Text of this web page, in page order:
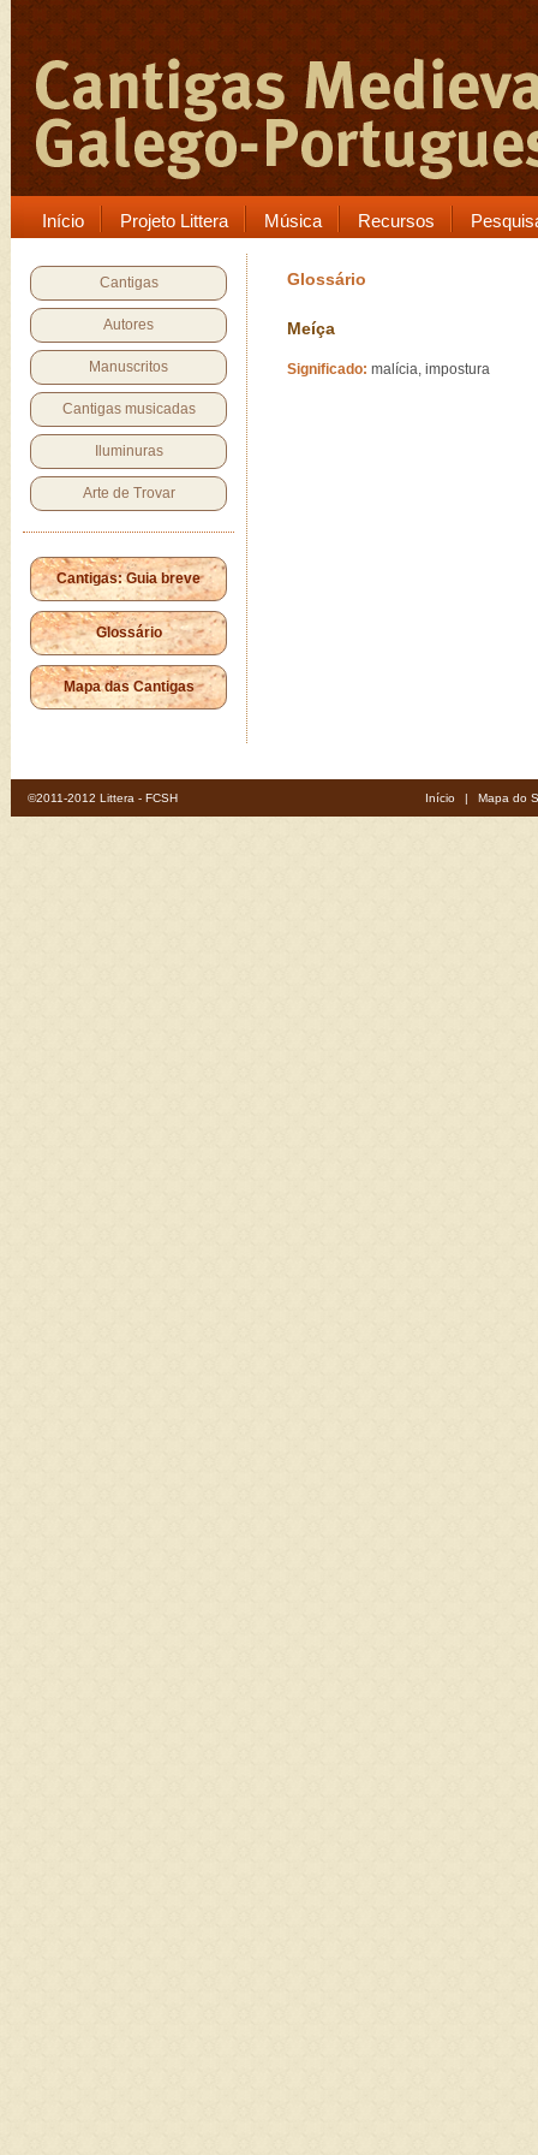
Início Projeto Littera Música Recursos
Cantigas
Autores
Manuscritos
Cantigas musicadas
Iluminuras
Arte de Trovar
Cantigas: Guia breve
Glossário
Mapa das Cantigas
Glossário
Meíça
Significado: malícia, impostura
©2011-2012 Littera - FCSH Início | Mapa do